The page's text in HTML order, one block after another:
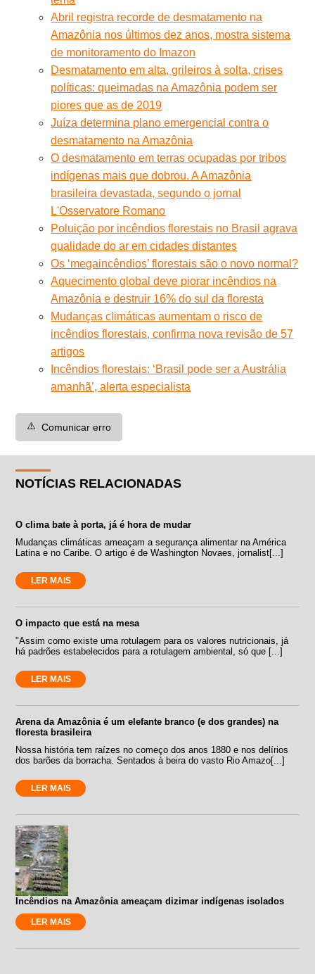
Abril registra recorde de desmatamento na
Amazônia nos últimos dez anos, mostra sistema
de monitoramento do Imazon
Desmatamento em alta, grileiros à solta, crises
políticas: queimadas na Amazônia podem ser
piores que as de 2019
Juíza determina plano emergencial contra o
desmatamento na Amazônia
O desmatamento em terras ocupadas por tribos
indígenas mais que dobrou. A Amazônia
brasileira devastada, segundo o jornal
L'Osservatore Romano
Poluição por incêndios florestais no Brasil agrava
qualidade do ar em cidades distantes
Os ‘megaincêndios’ florestais são o novo normal?
Aquecimento global deve piorar incêndios na
Amazônia e destruir 16% do sul da floresta
Mudanças climáticas aumentam o risco de
incêndios florestais, confirma nova revisão de 57
artigos
Incêndios florestais: ‘Brasil pode ser a Austrália
amanhã’, alerta especialista
⚠️ Comunicar erro
NOTÍCIAS RELACIONADAS
O clima bate à porta, já é hora de mudar
Mudanças climáticas ameaçam a segurança alimentar na América
Latina e no Caribe. O artigo é de Washington Novaes, jornalist[...]
LER MAIS
O impacto que está na mesa
"Assim como existe uma rotulagem para os valores nutricionais, já
há padrões estabelecidos para a rotulagem ambiental, só que [...]
LER MAIS
Arena da Amazônia é um elefante branco (e dos grandes) na
floresta brasileira
Nossa história tem raízes no começo dos anos 1880 e nos delírios
dos barões da borracha. Sentados à beira do vasto Rio Amazo[...]
LER MAIS
Incêndios na Amazônia ameaçam dizimar indígenas isolados
LER MAIS